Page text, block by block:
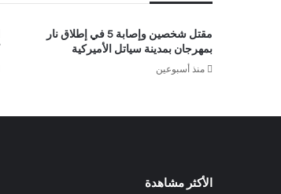
مقتل شخصين وإصابة 5 في إطلاق نار
بمهرجان بمدينة سياتل الأميركية
منذ أسبوعين
الأكثر مشاهدة